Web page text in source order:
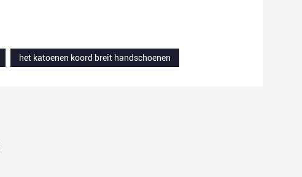
het katoenen koord breit handschoenen